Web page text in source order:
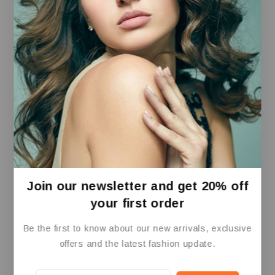
Mario Kart 8 Deluxe è un classico moderno:
veloce, colorato, accessibile e sempre divertente.
Un must per ogni possessore di Nintendo Switch!
Prodotti Correlati
Controller Ps4/PC
Cuffia Gaming Fenner
Join our newsletter and get 20% off
your first order
Be the first to know about our new arrivals, exclusive
offers and the latest fashion update.